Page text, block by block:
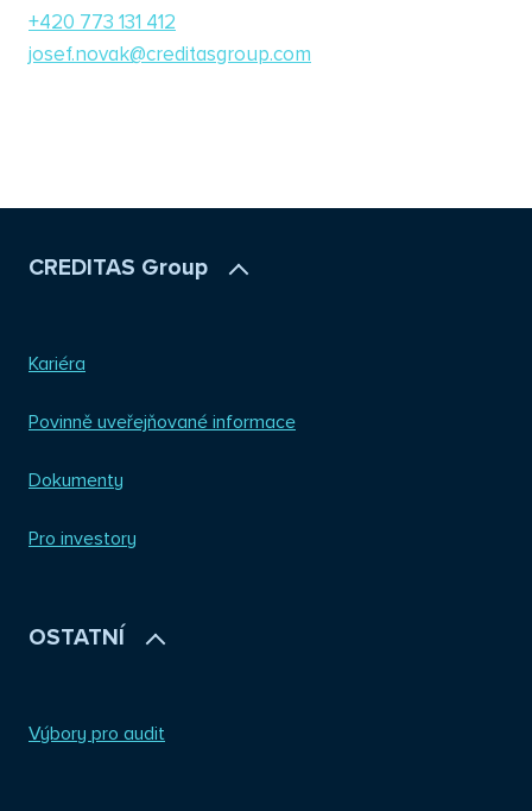
+420 773 131 412
josef.novak@creditasgroup.com
CREDITAS Group
Kariéra
Povinně uveřejňované informace
Dokumenty
Pro investory
OSTATNÍ
Výbory pro audit